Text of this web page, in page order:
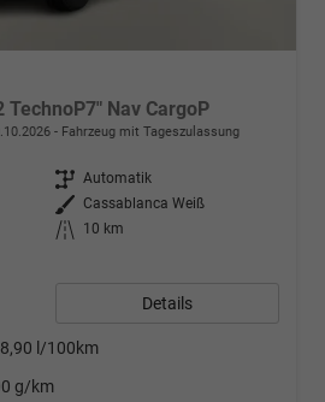
TechnoP7" Nav CargoP
Fahrzeug mit Tageszulassung
Getriebe Automatik
Außenfarbe Cassablanca Weiß
Kilometerstand
10 km
Details
8,90 l/100km
g/km